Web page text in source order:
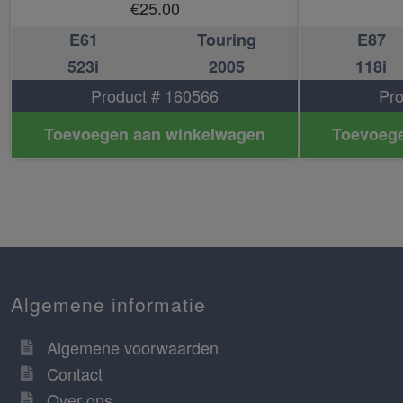
€25.00
E61
Touring
523i
2005
Product # 160566
Toevoegen aan winkelwagen
E87
118i
Algemene informatie
Algemene voorwaarden
Contact